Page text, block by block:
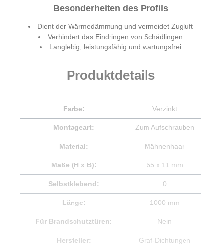
Besonderheiten des Profils
Dient der Wärmedämmung und vermeidet Zugluft
Verhindert das Eindringen von Schädlingen
Langlebig, leistungsfähig und wartungsfrei
Produktdetails
Farbe: Verzinkt
Montageart: Zum Aufschrauben
Material: Mähnenhaar
Maße (H x B): 65 x 11 mm
Selbstklebend: 0
Länge: 1000 mm
Für Brandschutztüren: Nein
Hersteller:
Graf-Dichtungen